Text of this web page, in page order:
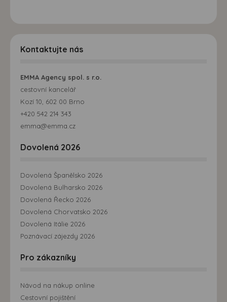
Kontaktujte nás
EMMA Agency spol. s r.o.
cestovní kancelář
Kozí 10, 602 00 Brno
+420 542 214 343
emma@emma.cz
Dovolená 2026
Dovolená Španělsko 2026
Dovolená Bulharsko 2026
Dovolená Řecko 2026
Dovolená Chorvatsko 2026
Dovolená Itálie 2026
Poznávací zájezdy 2026
Pro zákazníky
Návod na nákup online
Cestovní pojištění